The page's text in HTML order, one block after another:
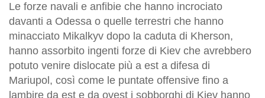
Le forze navali e anfibie che hanno incrociato
davanti a Odessa o quelle terrestri che hanno
minacciato Mikalkyv dopo la caduta di Kherson,
hanno assorbito ingenti forze di Kiev che avrebbero
potuto venire dislocate più a est a difesa di
Mariupol, così come le puntate offensive fino a
lambire da est e da ovest i sobborghi di Kiev hanno